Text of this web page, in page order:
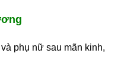
phụ nữ sau mãn kinh,